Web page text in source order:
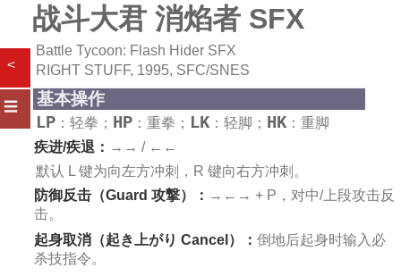
战斗大君 消焰者 SFX
Battle Tycoon: Flash Hider SFX
RIGHT STUFF, 1995, SFC/SNES
<
☰ 基本操作
LP ：轻拳； HP ：重拳； LK ：轻脚； HK ：重脚
疾进/疾退： →→ / ←←
默认 L 键为向左方冲刺，R 键向右方冲刺。
防御反击（Guard 攻撃）： →←→ + P，对中/上段攻击反
击。
起身取消（起き上がり Cancel）： 倒地后起身时输入必
杀技指令。